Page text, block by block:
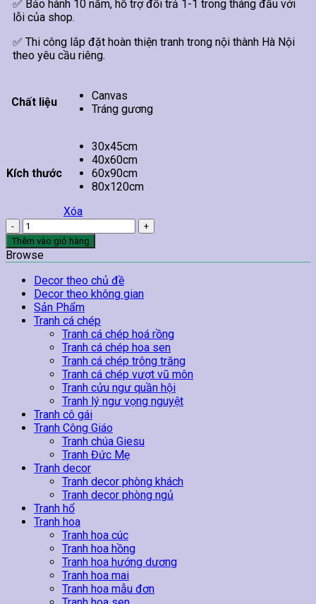
✅ Bảo hành 10 năm, hỗ trợ đổi trả 1-1 trong tháng đầu với
lỗi của shop.
✅ Thi công lắp đặt hoàn thiện tranh trong nội thành Hà Nội
theo yêu cầu riêng.
Chất liệu
Canvas
Tráng gương
Kích thước
30x45cm
40x60cm
60x90cm
80x120cm
Xóa
Tranh
Spa
Giảm
Béo
Bụng
số
lượng
Thêm vào giỏ hàng
Browse
Decor theo chủ đề
Decor theo không gian
Sản Phẩm
Tranh cá chép
Tranh cá chép hoá rồng
Tranh cá chép hoa sen
Tranh cá chép trông trăng
Tranh cá chép vượt vũ môn
Tranh cửu ngư quần hội
Tranh lý ngư vọng nguyệt
Tranh cô gái
Tranh Công Giáo
Tranh chúa Giesu
Tranh Đức Mẹ
Tranh decor
Tranh decor phòng khách
Tranh decor phòng ngủ
Tranh hổ
Tranh hoa
Tranh hoa cúc
Tranh hoa hồng
Tranh hoa hướng dương
Tranh hoa mai
Tranh hoa mẫu đơn